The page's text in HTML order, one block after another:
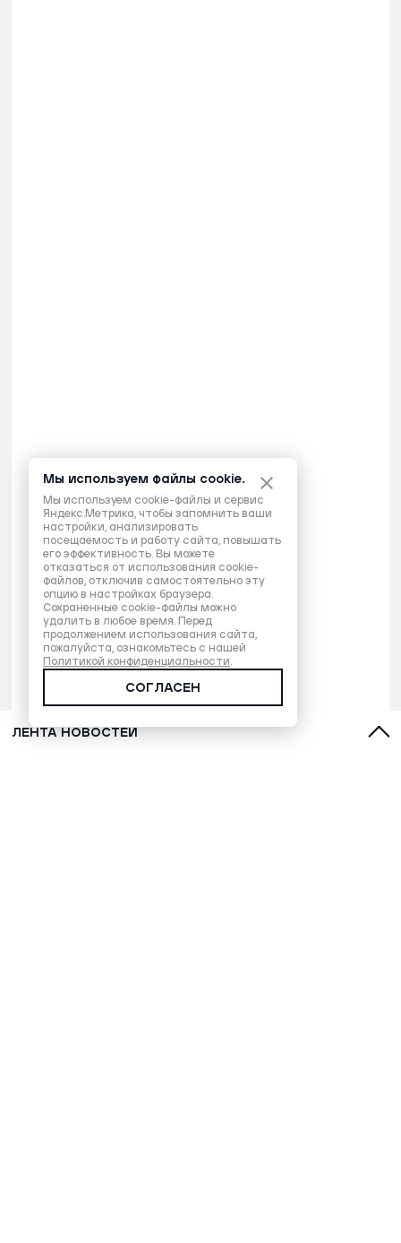
ЛЕНТА НОВОСТЕЙ
Мы используем файлы cookie.
Мы используем cookie-файлы и сервис
Яндекс.Метрика, чтобы запомнить ваши
настройки, анализировать
посещаемость и работу сайта, повышать
его эффективность. Вы можете
отказаться от использования cookie-
файлов, отключив самостоятельно эту
опцию в настройках браузера.
Сохраненные cookie-файлы можно
удалить в любое время. Перед
продолжением использования сайта,
пожалуйста, ознакомьтесь с нашей
Политикой конфиденциальности.
СОГЛАСЕН